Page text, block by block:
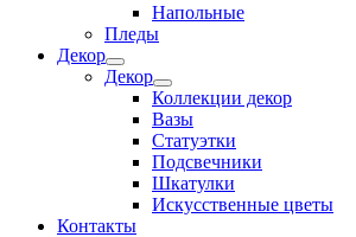
Напольные
Пледы
Декор
Декор
Коллекции декор
Вазы
Статуэтки
Подсвечники
Шкатулки
Искусственные цветы
Контакты